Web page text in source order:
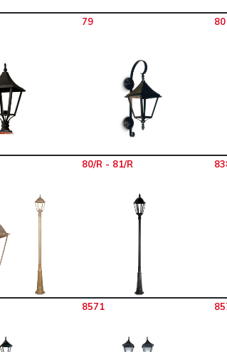
79
80/R - 81/R
8571